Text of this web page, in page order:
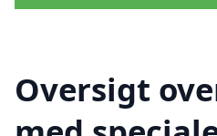
Oversigt